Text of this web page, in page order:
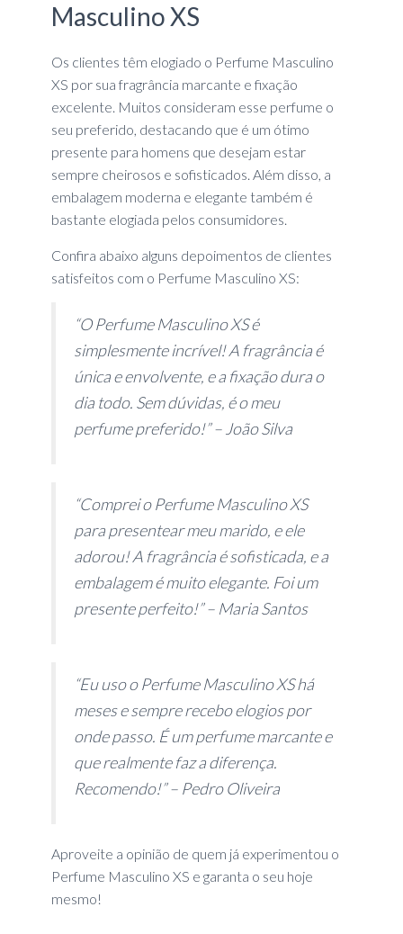
Masculino XS
Os clientes têm elogiado o Perfume Masculino
XS por sua fragrância marcante e fixação
excelente. Muitos consideram esse perfume o
seu preferido, destacando que é um ótimo
presente para homens que desejam estar
sempre cheirosos e sofisticados. Além disso, a
embalagem moderna e elegante também é
bastante elogiada pelos consumidores.
Confira abaixo alguns depoimentos de clientes
satisfeitos com o Perfume Masculino XS:
“O Perfume Masculino XS é
simplesmente incrível! A fragrância é
única e envolvente, e a fixação dura o
dia todo. Sem dúvidas, é o meu
perfume preferido!” – João Silva
“Comprei o Perfume Masculino XS
para presentear meu marido, e ele
adorou! A fragrância é sofisticada, e a
embalagem é muito elegante. Foi um
presente perfeito!” – Maria Santos
“Eu uso o Perfume Masculino XS há
meses e sempre recebo elogios por
onde passo. É um perfume marcante e
que realmente faz a diferença.
Recomendo!” – Pedro Oliveira
Aproveite a opinião de quem já experimentou o
Perfume Masculino XS e garanta o seu hoje
mesmo!